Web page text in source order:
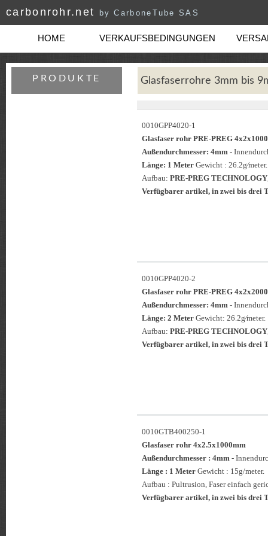
carbonrohr.net by CarboneTube SAS
HOME VERKAUFSBEDINGUNGEN
PRODUKTE Glasfaserrohre 3mm bis
0010GPP4020-1
Glasfaser rohr PRE-PREG
Außendurchmesser: 4mm -
Länge: 1 Meter Gewicht : 26.2g⁄meter.
Aufbau: PRE-PREG TECHNOLOGY
Verfügbarer artikel, in zwei bis drei
0010GPP4020-2
Glasfaser rohr PRE-PREG
Außendurchmesser: 4mm -
Länge: 2 Meter Gewicht: 26.2g⁄meter.
Aufbau: PRE-PREG TECHNOLOGY
Verfügbarer artikel, in zwei bis drei
0010GTB400250-1
Glasfaser rohr 4x2.5x1000mm
Außendurchmesser : 4mm -
Länge : 1 Meter Gewicht : 15g/meter.
Aufbau : Pultrusion, Faser einfach
Verfügbarer artikel, in zwei bis drei